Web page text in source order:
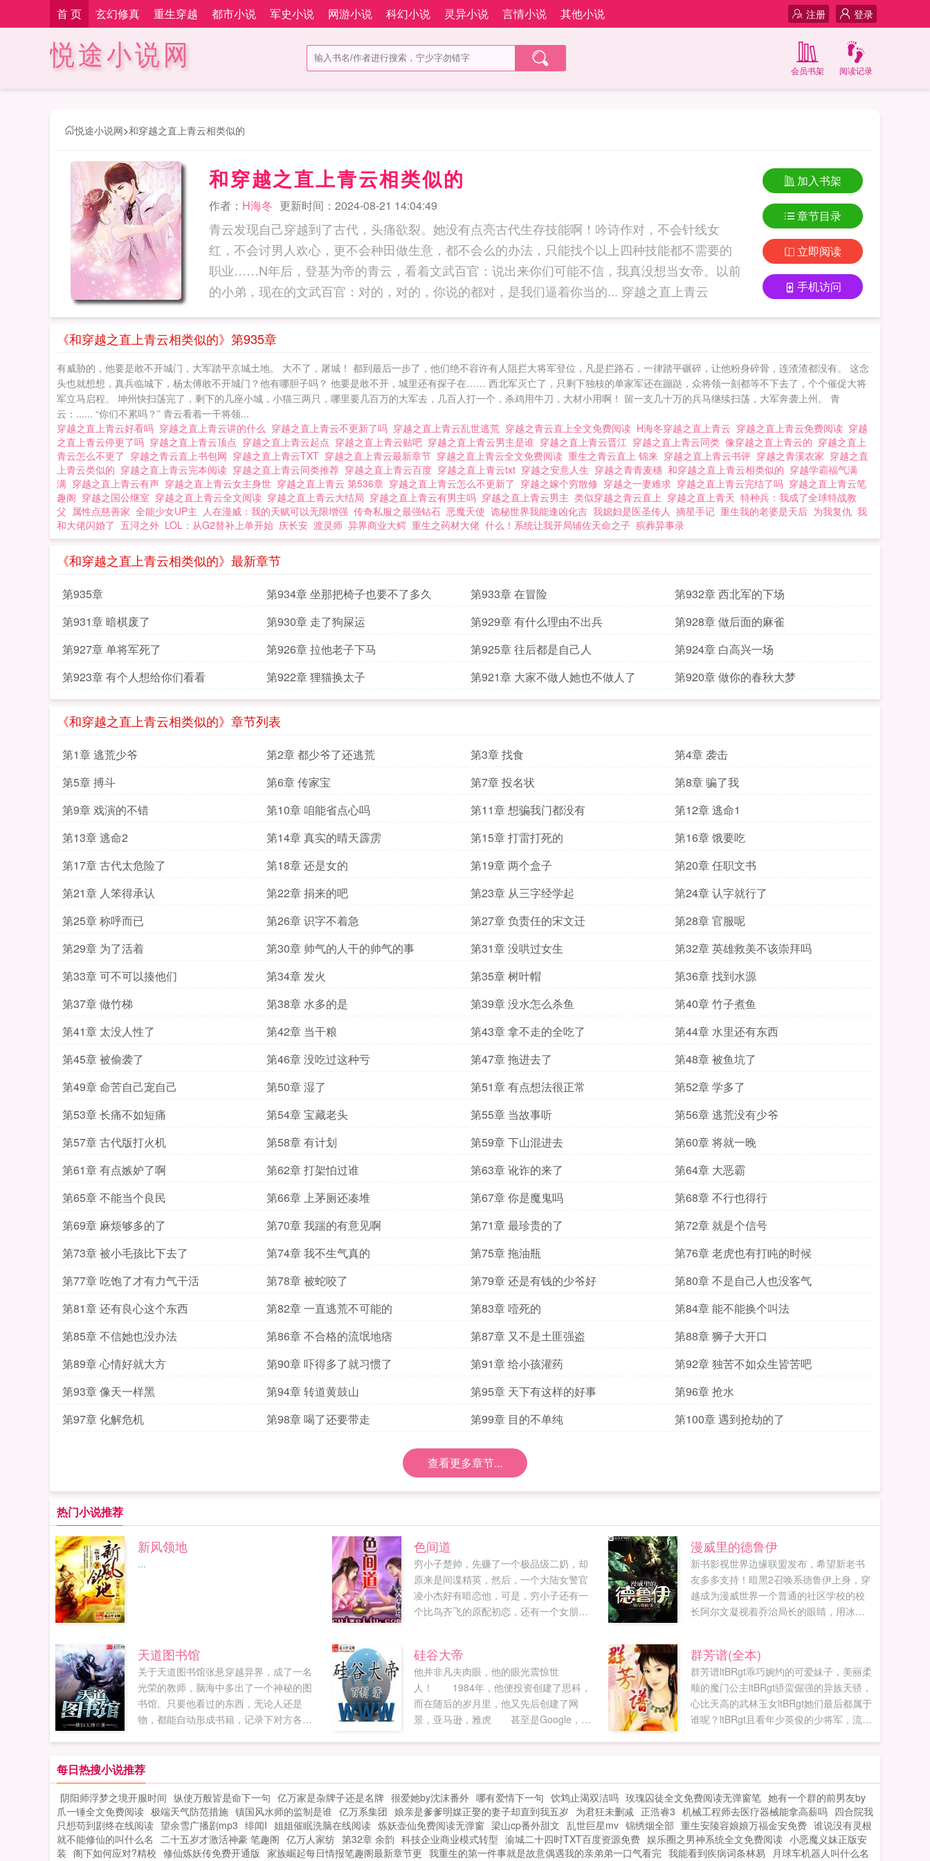
首 页 玄幻修真 重生穿越 都市小说 军史小说 网游小说 科幻小说 灵异小说 言情小说 其他小说 登录
注册
悦途小说网 阅读记录
会员书架
悦途小说网>和穿越之直上青云相类似的
和穿越之直上青云相类似的
作者： H海冬 更新时间：2024-08-21 14:04:49
青云发现自己穿越到了古代，头痛欲裂。她没有点亮古代生存技能啊！吟诗作对，不会针线女
红，不会讨男人欢心，更不会种田做生意，都不会么的办法，只能找个以上四种技能都不需要的
职业……N年后，登基为帝的青云，看着文武百官：说出来你们可能不信，我真没想当女帝。以前
的小弟，现在的文武百官：对的，对的，你说的都对，是我们逼着你当的... 穿越之直上青云
加入书架
章节目录
立即阅读
手机访问
《和穿越之直上青云相类似的》第935章
有威胁的，他要是敢不开城门，大军踏平京城土地。 大不了，屠城！ 都到最后一步了，他们绝不容许有人阻拦大将军登位，凡是拦路石，一律踏平碾碎，让他粉身碎骨，连渣渣都没有。 这念
头也就想想，真兵临城下，杨太傅敢不开城门？他有哪胆子吗？ 他要是敢不开，城里还有探子在…… 西北军灭亡了，只剩下独枝的单家军还在蹦跶，众将领一刻都等不下去了，个个催促大将
军立马启程。 坤州快扫荡完了，剩下的几座小城，小猫三两只，哪里要几百万的大军去，几百人打一个，杀鸡用牛刀，大材小用啊！ 留一支几十万的兵马继续扫荡，大军奔袭上州。 青
云：...... “你们不累吗？” 青云看着一干将领...
穿越之直上青云好看吗 穿越之直上青云讲的什么 穿越之直上青云不更新了吗 穿越之直上青云乱世逃荒 穿越之青云直上全文免费阅读 H海冬穿越之直上青云 穿越之直上青云免费阅读 穿越
之直上青云停更了吗 穿越之直上青云顶点 穿越之直上青云起点 穿越之直上青云贴吧 穿越之直上青云男主是谁 穿越之直上青云晋江 穿越之直上青云同类 像穿越之直上青云的 穿越之直上
青云怎么不更了 穿越之青云直上书包网 穿越之直上青云TXT 穿越之直上青云最新章节 穿越之直上青云全文免费阅读 重生之青云直上 锦来 穿越之直上青云书评 穿越之青溪农家 穿越之直
上青云类似的 穿越之直上青云完本阅读 穿越之直上青云同类推荐 穿越之直上青云百度 穿越之直上青云txt 穿越之安意人生 穿越之青青麦穗 和穿越之直上青云相类似的 穿越学霸福气满
满 穿越之直上青云有声 穿越之直上青云女主身世 穿越之直上青云 第536章 穿越之直上青云怎么不更新了 穿越之嫁个穷散修 穿越之一妻难求 穿越之直上青云完结了吗 穿越之直上青云笔
趣阁 穿越之国公继室 穿越之直上青云全文阅读 穿越之直上青云大结局 穿越之直上青云有男主吗 穿越之直上青云男主 类似穿越之青云直上 穿越之直上青天 特种兵：我成了全球特战教
父 属性点慈善家 全能少女UP主 人在漫威：我的天赋可以无限增强 传奇私服之最强钻石 恶魔天使 诡秘世界我能逢凶化吉 我媳妇是医圣传人 摘星手记 重生我的老婆是天后 为我复仇 我
和大佬闪婚了 五浔之外 LOL：从G2替补上单开始 庆长安 渡灵师 异界商业大鳄 重生之药材大佬 什么！系统让我开局辅佐天命之子 殡葬异事录
《和穿越之直上青云相类似的》最新章节
第935章 第934章 坐那把椅子也要不了多久 第933章 在冒险
第932章 西北军的下场
第931章 暗棋废了
第930章 走了狗屎运 第929章 有什么理由不出兵
第928章 做后面的麻雀
第927章 单将军死了
第926章 拉他老子下马 第925章 往后都是自己人
第924章 白高兴一场
第923章 有个人想给你们看看
第922章 狸猫换太子 第921章 大家不做人她也不做人了 第920章 做你的春秋大梦
《和穿越之直上青云相类似的》章节列表
第1章 逃荒少爷 第2章 都少爷了还逃荒 第3章 找食
第4章 袭击
第5章 搏斗
第6章 传家宝 第7章 投名状
第8章 骗了我
第9章 戏演的不错
第10章 咱能省点心吗 第11章 想骗我门都没有
第12章 逃命1
第13章 逃命2
第14章 真实的晴天霹雳 第15章 打雷打死的
第16章 饿要吃
第17章 古代太危险了
第18章 还是女的 第19章 两个盒子
第20章 任职文书
第21章 人笨得承认
第22章 捐来的吧 第23章 从三字经学起
第24章 认字就行了
第25章 称呼而已
第26章 识字不着急 第27章 负责任的宋文迁
第28章 官服呢
第29章 为了活着
第30章 帅气的人干的帅气的事 第31章 没哄过女生
第32章 英雄救美不该崇拜吗
第33章 可不可以揍他们
第34章 发火 第35章 树叶帽
第36章 找到水源
第37章 做竹梯
第38章 水多的是 第39章 没水怎么杀鱼
第40章 竹子煮鱼
第41章 太没人性了
第42章 当干粮 第43章 拿不走的全吃了
第44章 水里还有东西
第45章 被偷袭了
第46章 没吃过这种亏 第47章 拖进去了
第48章 被鱼坑了
第49章 命苦自己宠自己
第50章 湿了 第51章 有点想法很正常
第52章 学多了
第53章 长痛不如短痛
第54章 宝藏老头 第55章 当故事听
第56章 逃荒没有少爷
第57章 古代版打火机
第58章 有计划 第59章 下山混进去
第60章 将就一晚
第61章 有点嫉妒了啊
第62章 打架怕过谁 第63章 讹诈的来了
第64章 大恶霸
第65章 不能当个良民
第66章 上茅厕还凑堆 第67章 你是魔鬼吗
第68章 不行也得行
第69章 麻烦够多的了
第70章 我踹的有意见啊 第71章 最珍贵的了
第72章 就是个信号
第73章 被小毛孩比下去了
第74章 我不生气真的 第75章 拖油瓶
第76章 老虎也有打盹的时候
第77章 吃饱了才有力气干活
第78章 被蛇咬了 第79章 还是有钱的少爷好
第80章 不是自己人也没客气
第81章 还有良心这个东西
第82章 一直逃荒不可能的 第83章 噎死的
第84章 能不能换个叫法
第85章 不信她也没办法
第86章 不合格的流氓地痞 第87章 又不是土匪强盗
第88章 狮子大开口
第89章 心情好就大方
第90章 吓得多了就习惯了 第91章 给小孩灌药
第92章 独苦不如众生皆苦吧
第93章 像天一样黑
第94章 转道黄鼓山 第95章 天下有这样的好事
第96章 抢水
第97章 化解危机
第98章 喝了还要带走 第99章 目的不单纯 第100章 遇到抢劫的了
查看更多章节...
热门小说推荐
新风领地
...
色间道
穷小子楚帅，先赚了一个极品级二奶，却
原来是间谍精英，然后，一个大陆女警官
凌小杰好有暗恋他，可是，穷小子还有一
个比鸟齐飞的原配初恋，还有一个女朋友
份，你中有我，我中有你...
漫威里的德鲁伊
新书影视世界边缘联盟发布，希望新老书
友多多支持！暗黑2召唤系德鲁伊上身，穿
越成为漫威世界一个普通的社区学校的校
长阿尔文凝视着乔治局长的眼睛，用冰冷
把他们的心掏出来看看，让他们付出终生
难忘的代价。我要让他们知道！这里是我
的学校！这里是我的地盘！...
天道图书馆
关于天道图书馆张悬穿越异界，成了一名
光荣的教师，脑海中多出了一个神秘的图
书馆。只要他看过的东西，无论人还是
物，都能自动形成书籍，记录下对方各种
下。灼阳大帝，你怎么不喜欢穿内裤啊？
堂堂大帝，能不能注意点形象？玲珑仙
子，你如果晚上再失眠，可以找我嘛，我
这个人唱安眠曲很有一套的！还有你，乾
坤魔君，能不能少吃点大葱，想把老子熏
死吗？这是一个师道传承，培养指点世界
硅谷大帝
他并非凡夫肉眼，他的眼光震惊世
人！ 1984年，他便投资创建了思科，
而在随后的岁月里，他又先后创建了网
景，亚马逊，雅虎 甚至是Google，
群芳谱(全本)
群芳谱ltBRgt乖巧婉约的可爱妹子，美丽柔
顺的魔门公主ltBRgt骄蛮倔强的异族天骄，
心比天高的武林玉女ltBRgt她们最后都属于
谁呢？ltBRgt且看年少英俊的少将军，流落
每日热搜小说推荐
阴阳师浮梦之境开服时间 纵使万般皆是命下一句 亿万家是杂牌子还是名牌 很爱她by沈沫番外 哪有爱情下一句 饮鸩止渴双洁吗 玫瑰囚徒全文免费阅读无弹窗笔 她有一个群的前男友by
爪一锤全文免费阅读 极端天气防范措施 镇国风水师的监制是谁 亿万系集团 娘亲是爹爹明媒正娶的妻子却直到我五岁 为君狂未删减 正浩睿3 机械工程师去医疗器械能拿高薪吗 四合院我
只想苟到剧终在线阅读 望余雪广播剧mp3 绯闻I 姐姐催眠洗脑在线阅读 炼妖壶仙免费阅读无弹窗 梁山cp番外甜文 乱世巨星mv 锦绣烟全部 重生安陵容娘娘万福金安免费 谁说没有灵根
就不能修仙的叫什么名 二十五岁才激活神豪 笔趣阁 亿万人家纺 第32章 余韵 科技企业商业模式转型 渝城二十四时TXT百度资源免费 娱乐圈之男神系统全文免费阅读 小恶魔义妹正版安
装 阁下如何应对?精校 修仙炼妖传免费开通版 家族崛起每日情报笔趣阁最新章节更 我重生的第一件事就是故意偶遇我的亲弟弟一口气看完 我能看到疾病词条林易
月球车机器人叫什么名